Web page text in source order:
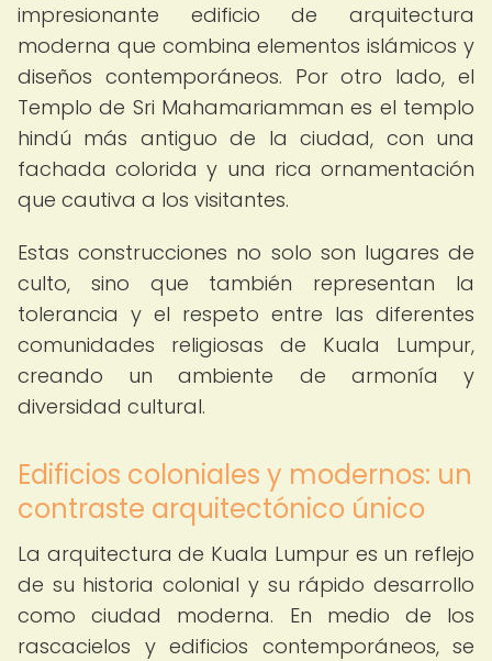
impresionante edificio de arquitectura
moderna que combina elementos islámicos y
diseños contemporáneos. Por otro lado, el
Templo de Sri Mahamariamman es el templo
hindú más antiguo de la ciudad, con una
fachada colorida y una rica ornamentación
que cautiva a los visitantes.
Estas construcciones no solo son lugares de
culto, sino que también representan la
tolerancia y el respeto entre las diferentes
comunidades religiosas de Kuala Lumpur,
creando un ambiente de armonía y
diversidad cultural.
Edificios coloniales y modernos: un
contraste arquitectónico único
La arquitectura de Kuala Lumpur es un reflejo
de su historia colonial y su rápido desarrollo
como ciudad moderna. En medio de los
rascacielos y edificios contemporáneos, se